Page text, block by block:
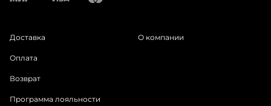
Доставка
Оплата
Возврат
Программа лояльности
О компании